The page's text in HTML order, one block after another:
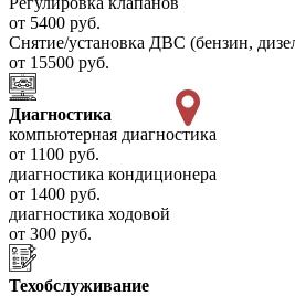
от 5400 руб.
Снятие/установка ДВС (бензин,
от 15500 руб.
Диагностика
компьютерная диагностика
от 1100 руб.
диагностика кондиционера
от 1400 руб.
диагностика ходовой
от 300 руб.
Техобслуживание